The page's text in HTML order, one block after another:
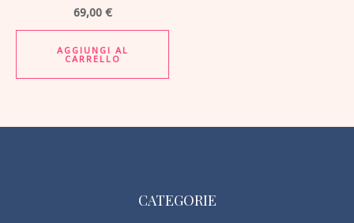
69,00 €
AGGIUNGI AL
CARRELLO
CATEGORIE